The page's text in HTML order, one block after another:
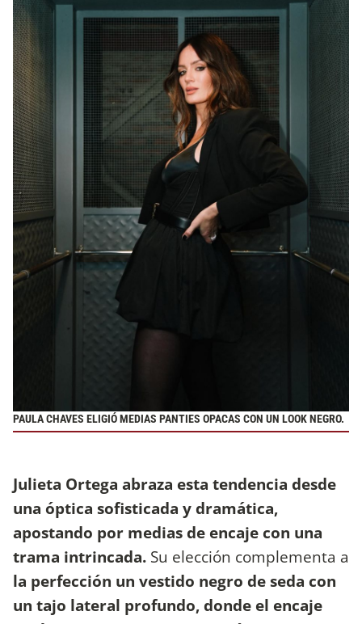
PAULA CHAVES ELIGIÓ MEDIAS PANTIES OPACAS CON UN LOOK NEGRO.
Julieta Ortega abraza esta tendencia desde
una óptica sofisticada y dramática,
apostando por medias de encaje con una
trama intrincada. Su elección complementa a
la perfección un vestido negro de seda con
un tajo lateral profundo, donde el encaje